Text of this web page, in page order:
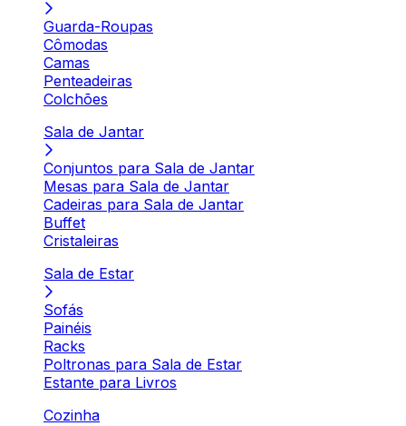
Guarda-Roupas
Cômodas
Camas
Penteadeiras
Colchões
Sala de Jantar
Conjuntos para Sala de Jantar
Mesas para Sala de Jantar
Cadeiras para Sala de Jantar
Buffet
Cristaleiras
Sala de Estar
Sofás
Painéis
Racks
Poltronas para Sala de Estar
Estante para Livros
Cozinha